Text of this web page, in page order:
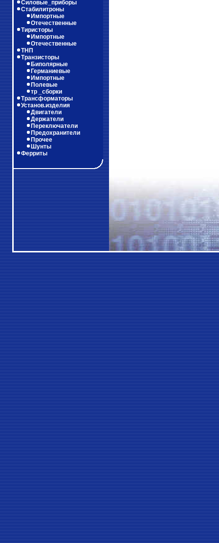
Силовые_приборы
Стабилитроны
Импортные
Отечественные
Тиристоры
Импортные
Отечественные
ТНП
Транзисторы
Биполярные
Германиевые
Импортные
Полевые
тр _сборки
Трансформаторы
Установ.изделия
Двигатели
Держатели
Переключатели
Предохранители
Прочее
Шунты
Ферриты